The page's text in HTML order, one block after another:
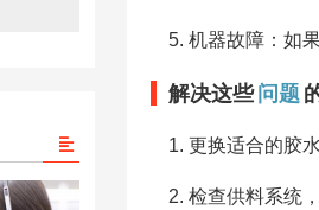
机器故障：如
解决这些 问题
更换适合的胶
检查供料系统